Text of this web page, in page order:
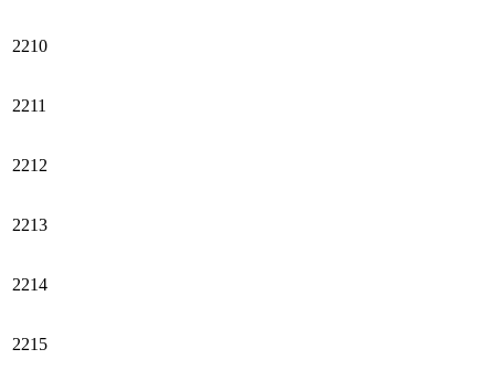
2210
2211
2212
2213
2214
2215